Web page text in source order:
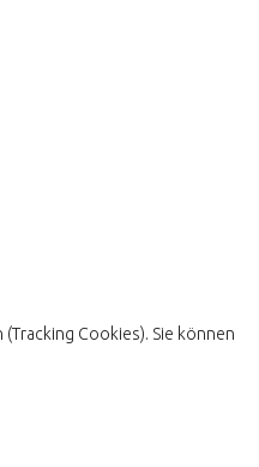
Cookies). Sie können